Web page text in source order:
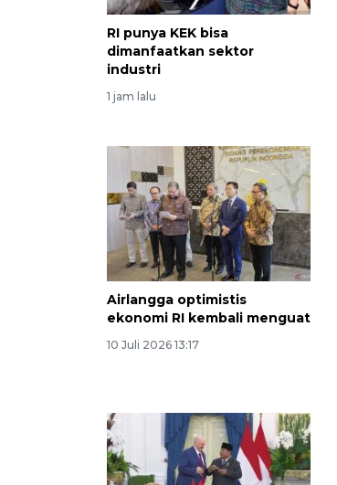
RI punya KEK bisa
dimanfaatkan sektor
industri
1 jam lalu
Airlangga optimistis
ekonomi RI kembali menguat
10 Juli 2026 13:17